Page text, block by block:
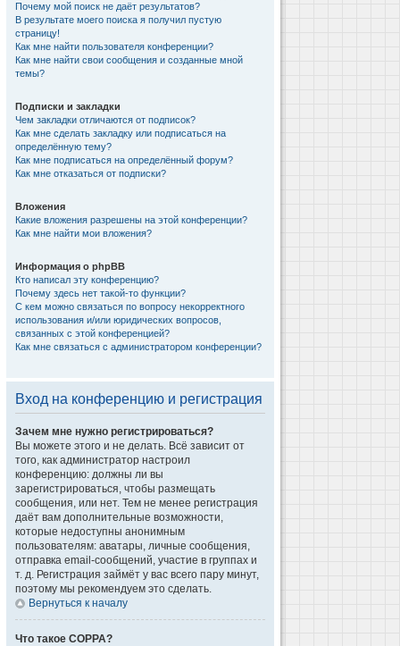
Почему мой поиск не даёт результатов?
В результате моего поиска я получил пустую
страницу!
Как мне найти пользователя конференции?
Как мне найти свои сообщения и созданные мной
темы?
Подписки и закладки
Чем закладки отличаются от подписок?
Как мне сделать закладку или подписаться на
определённую тему?
Как мне подписаться на определённый форум?
Как мне отказаться от подписки?
Вложения
Какие вложения разрешены на этой конференции?
Как мне найти мои вложения?
Информация о phpBB
Кто написал эту конференцию?
Почему здесь нет такой-то функции?
С кем можно связаться по вопросу некорректного
использования и/или юридических вопросов,
связанных с этой конференцией?
Как мне связаться с администратором конференции?
Вход на конференцию и регистрация
Зачем мне нужно регистрироваться?
Вы можете этого и не делать. Всё зависит от
того, как администратор настроил
конференцию: должны ли вы
зарегистрироваться, чтобы размещать
сообщения, или нет. Тем не менее регистрация
даёт вам дополнительные возможности,
которые недоступны анонимным
пользователям: аватары, личные сообщения,
отправка email-сообщений, участие в группах и
т. д. Регистрация займёт у вас всего пару минут,
поэтому мы рекомендуем это сделать.
Вернуться к началу
Что такое COPPA?